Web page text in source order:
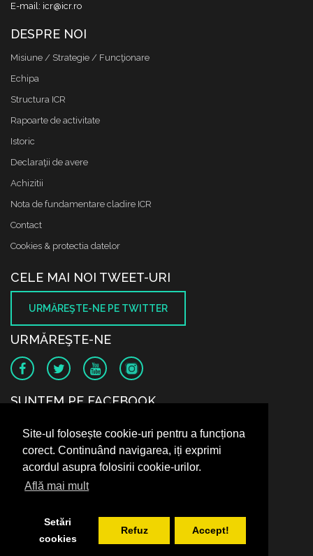
Site-ul folosește cookie-uri pentru a funcționa
corect. Continuând navigarea, iți exprimi
acordul asupra folosirii cookie-urilor.
Află mai mult
Setări
cookies
Refuz Accept!
E-mail: icr@icr.ro
DESPRE NOI
Misiune / Strategie / Funcţionare
Echipa
Structura ICR
Rapoarte de activitate
Istoric
Declaraţii de avere
Achizitii
Nota de fundamentare cladire ICR
Contact
Cookies & protectia datelor
CELE MAI NOI TWEET-URI
URMĂREŞTE-NE PE TWITTER
URMĂREŞTE-NE
SUNTEM PE FACEBOOK